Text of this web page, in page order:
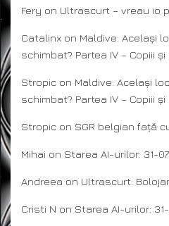
Fery on Ultrascurt – vreau io
Catalinx on Maldive: Același
schimbat? Partea IV – Copiii și
Stropic on Maldive: Același
schimbat? Partea IV – Copiii și
Stropic on SGR belgian față
Mihai on Starea AI-urilor: 31-
Andreea on Ultrascurt:
Cristi N on Starea AI-urilor: